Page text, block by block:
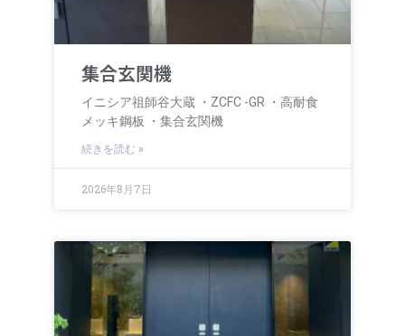
集合玄関機
イニシア祖師谷大蔵 ・ZCFC -GR ・高耐食
メッキ鋼板 ・集合玄関機
続きを読む »
2026年8月7日